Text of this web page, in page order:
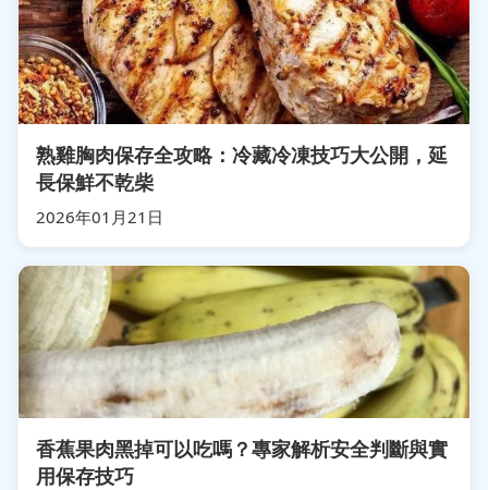
熟雞胸肉保存全攻略：冷藏冷凍技巧大公開，延
長保鮮不乾柴
2026年01月21日
香蕉果肉黑掉可以吃嗎？專家解析安全判斷與實
用保存技巧